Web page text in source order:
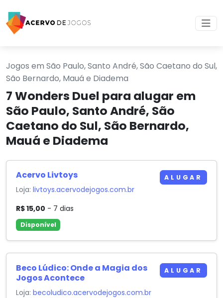
Jogos em São Paulo, Santo André, São Caetano do Sul,
São Bernardo, Mauá e Diadema
7 Wonders Duel para alugar em
São Paulo, Santo André, São
Caetano do Sul, São Bernardo,
Mauá e Diadema
Acervo Livtoys
Loja:livtoys.acervodejogos.com.br
R$ 15,00 - 7 dias
Disponível
ALUGAR
Beco Lúdico: Onde a Magia dos
Jogos Acontece
Loja:becoludico.acervodejogos.com.br
ALUGAR